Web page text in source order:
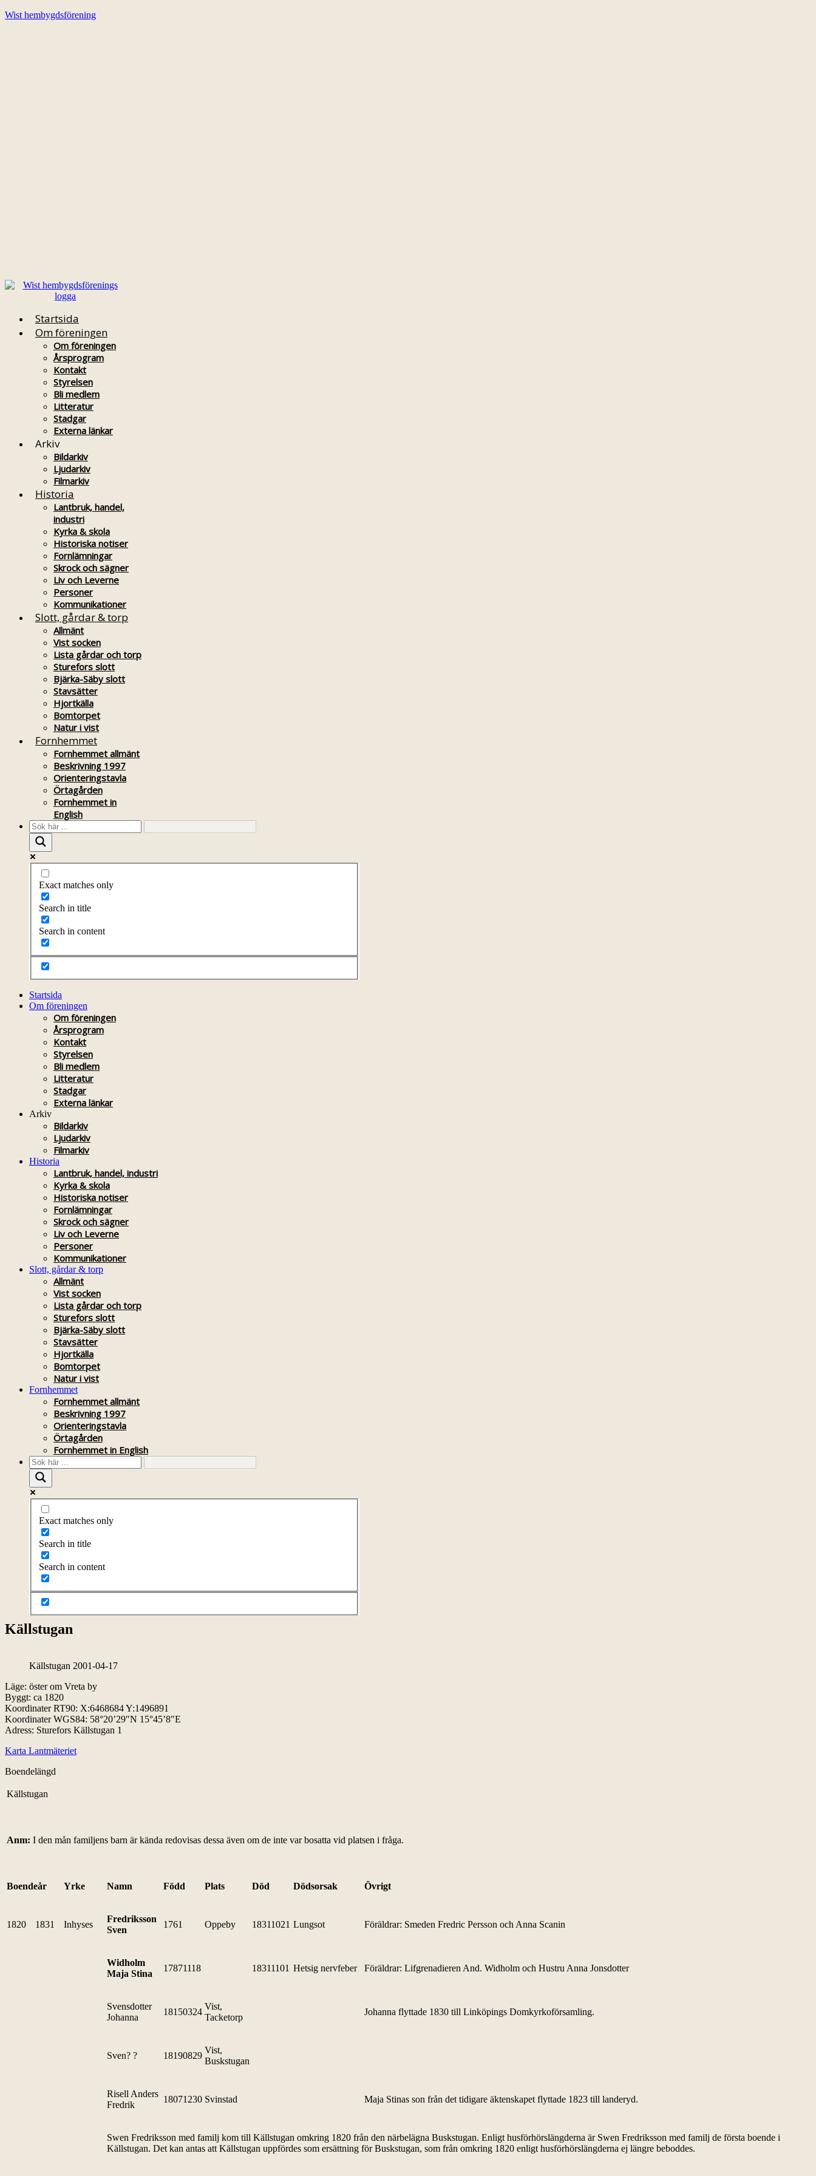
Wist hembygdsförening
Startsida
Om föreningen
Om föreningen
Årsprogram
Kontakt
Styrelsen
Bli medlem
Litteratur
Stadgar
Externa länkar
Arkiv
Bildarkiv
Ljudarkiv
Filmarkiv
Historia
Lantbruk, handel,
industri
Kyrka & skola
Historiska notiser
Fornlämningar
Skrock och sägner
Liv och Leverne
Personer
Kommunikationer
Slott, gårdar & torp
Allmänt
Vist socken
Lista gårdar och torp
Sturefors slott
Bjärka-Säby slott
Stavsätter
Hjortkälla
Bomtorpet
Natur i vist
Fornhemmet
Fornhemmet allmänt
Beskrivning 1997
Orienteringstavla
Örtagården
Fornhemmet in
English
Exact matches only
Search in title
Search in content
Startsida
Om föreningen
Om föreningen
Årsprogram
Kontakt
Styrelsen
Bli medlem
Litteratur
Stadgar
Externa länkar
Arkiv
Bildarkiv
Ljudarkiv
Filmarkiv
Historia
Lantbruk, handel, industri
Kyrka & skola
Historiska notiser
Fornlämningar
Skrock och sägner
Liv och Leverne
Personer
Kommunikationer
Slott, gårdar & torp
Allmänt
Vist socken
Lista gårdar och torp
Sturefors slott
Bjärka-Säby slott
Stavsätter
Hjortkälla
Bomtorpet
Natur i vist
Fornhemmet
Fornhemmet allmänt
Beskrivning 1997
Orienteringstavla
Örtagården
Fornhemmet in English
Exact matches only
Search in title
Search in content
Källstugan
Källstugan 2001-04-17
Läge: öster om Vreta by
Byggt: ca 1820
Koordinater RT90: X:6468684 Y:1496891
Koordinater WGS84: 58°20’29″N 15°45’8″E
Adress: Sturefors Källstugan 1
Karta Lantmäteriet
Boendelängd
Källstugan
Anm: I den mån familjens barn är kända redovisas dessa även om de inte var bosatta vid platsen i fråga.
Boendeår Yrke Namn Född Plats Död Dödsorsak Övrigt
1820 1831 Inhyses
Fredriksson
Sven
1761 Oppeby 18311021 Lungsot Föräldrar: Smeden Fredric Persson och Anna Scanin
Widholm
Maja Stina
17871118 18311101 Hetsig nervfeber Föräldrar: Lifgrenadieren And. Widholm och Hustru Anna Jonsdotter
Svensdotter
Johanna
18150324
Vist,
Tacketorp
Johanna flyttade 1830 till Linköpings Domkyrkoförsamling.
Sven? ? 18190829
Vist,
Buskstugan
Risell Anders
Fredrik
18071230 Svinstad Maja Stinas son från det tidigare äktenskapet flyttade 1823 till landeryd.
Swen Fredriksson med familj kom till Källstugan omkring 1820 från den närbelägna Buskstugan. Enligt husförhörslängderna är Swen Fredriksson med familj de första boende i
Källstugan. Det kan antas att Källstugan uppfördes som ersättning för Buskstugan, som från omkring 1820 enligt husförhörslängderna ej längre beboddes.